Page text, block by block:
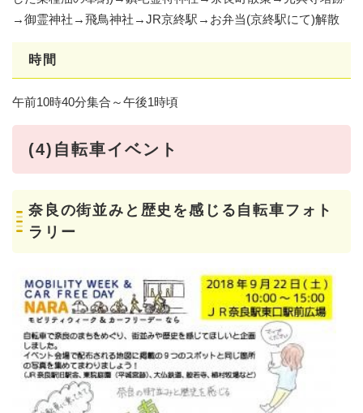
→御霊神社→飛鳥神社→JR京終駅→お弁当(京終駅にて)解散
時間
午前10時40分集合～午後1時頃
(4)自転車イベント
奈良の街並みと歴史を感じる自転車フォト
ラリー